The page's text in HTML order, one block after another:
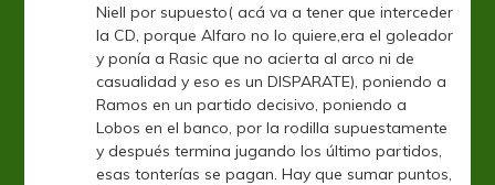
Niell por supuesto( acá va a tener que interceder
la CD, porque Alfaro no lo quiere,era el goleador
y ponía a Rasic que no acierta al arco ni de
casualidad y eso es un DISPARATE), poniendo a
Ramos en un partido decisivo, poniendo a
Lobos en el banco, por la rodilla supuestamente
y después termina jugando los último partidos,
esas tonterías se pagan. Hay que sumar puntos,